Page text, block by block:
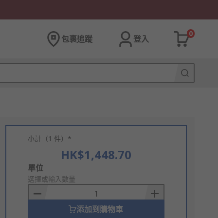
包裹追蹤 登入
0
小計（1 件）*
HK$1,448.70
Add
to
Basket
單位
選擇或輸入數量
添加到購物車